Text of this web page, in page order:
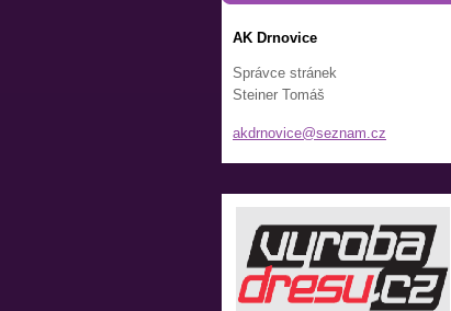
AK Drnovice
Správce stránek
Steiner Tomáš
akdrnovice@seznam.cz